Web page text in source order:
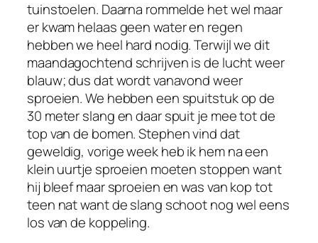
tuinstoelen. Daarna rommelde het wel maar
er kwam helaas geen water en regen
hebben we heel hard nodig. Terwijl we dit
maandagochtend schrijven is de lucht weer
blauw; dus dat wordt vanavond weer
sproeien. We hebben een spuitstuk op de
30 meter slang en daar spuit je mee tot de
top van de bomen. Stephen vind dat
geweldig, vorige week heb ik hem na een
klein uurtje sproeien moeten stoppen want
hij bleef maar sproeien en was van kop tot
teen nat want de slang schoot nog wel eens
los van de koppeling.